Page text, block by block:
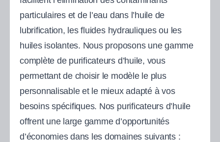
particulaires et de l’eau dans l’huile de
lubrification, les fluides hydrauliques ou les
huiles isolantes. Nous proposons une gamme
complète de purificateurs d’huile, vous
permettant de choisir le modèle le plus
personnalisable et le mieux adapté à vos
besoins spécifiques. Nos purificateurs d’huile
offrent une large gamme d’opportunités
d’économies dans les domaines suivants :